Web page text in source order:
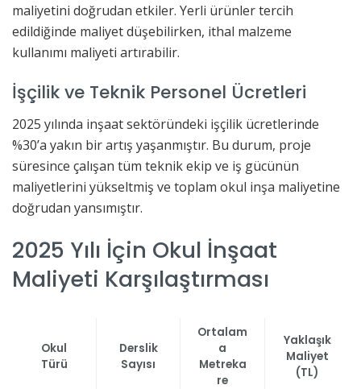
maliyetini doğrudan etkiler. Yerli ürünler tercih
edildiğinde maliyet düşebilirken, ithal malzeme
kullanımı maliyeti artırabilir.
İşçilik ve Teknik Personel Ücretleri
2025 yılında inşaat sektöründeki işçilik ücretlerinde
%30’a yakın bir artış yaşanmıştır. Bu durum, proje
süresince çalışan tüm teknik ekip ve iş gücünün
maliyetlerini yükseltmiş ve toplam okul inşa maliyetine
doğrudan yansımıştır.
2025 Yılı İçin Okul İnşaat
Maliyeti Karşılaştırması
Okul
Türü
Derslik
Sayısı
Ortalam
a
Metreka
re
Yaklaşık
Maliyet
(TL)